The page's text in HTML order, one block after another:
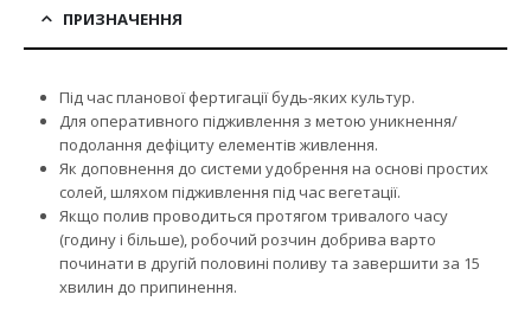
ПРИЗНАЧЕННЯ
Під час планової фертигації будь-яких культур.
Для оперативного підживлення з метою уникнення/
подолання дефіциту елементів живлення.
Як доповнення до системи удобрення на основі простих
солей, шляхом підживлення під час вегетації.
Якщо полив проводиться протягом тривалого часу
(годину і більше), робочий розчин добрива варто
починати в другій половині поливу та завершити за 15
хвилин до припинення.